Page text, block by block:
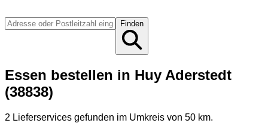
Finden
Essen bestellen in Huy Aderstedt
(38838)
2 Lieferservices gefunden im Umkreis von 50 km.